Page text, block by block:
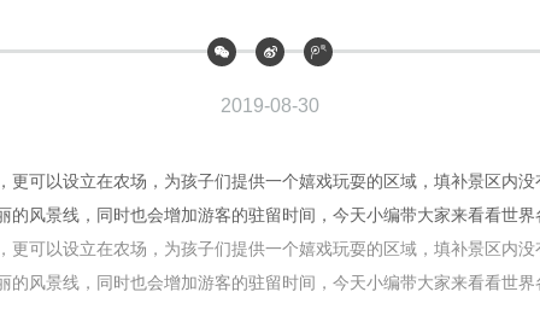
2019-08-30
可以设立在农场，为孩子们提供一个嬉戏玩耍的区域，填补景区内
风景线，同时也会增加游客的驻留时间，今天小编带大家来看看世
可以设立在农场，为孩子们提供一个嬉戏玩耍的区域，填补景区内
风景线，同时也会增加游客的驻留时间，今天小编带大家来看看世